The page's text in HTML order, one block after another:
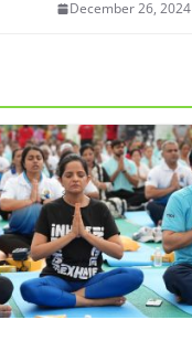
December 26, 2024